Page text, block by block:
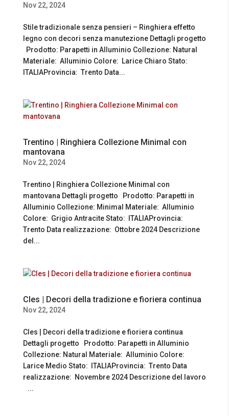
Nov 22, 2024
Stile tradizionale senza pensieri – Ringhiera effetto
legno con decori senza manutezione Dettagli progetto
Prodotto: Parapetti in Alluminio Collezione: Natural
Materiale: Alluminio Colore: Larice Chiaro Stato:
ITALIAProvincia: Trento Data...
Trentino | Ringhiera Collezione Minimal con
mantovana
Nov 22, 2024
Trentino | Ringhiera Collezione Minimal con
mantovana Dettagli progetto Prodotto: Parapetti in
Alluminio Collezione: Minimal Materiale: Alluminio
Colore: Grigio Antracite Stato: ITALIAProvincia:
Trento Data realizzazione: Ottobre 2024 Descrizione
del...
Cles | Decori della tradizione e fioriera continua
Nov 22, 2024
Cles | Decori della tradizione e fioriera continua
Dettagli progetto Prodotto: Parapetti in Alluminio
Collezione: Natural Materiale: Alluminio Colore:
Larice Medio Stato: ITALIAProvincia: Trento Data
realizzazione: Novembre 2024 Descrizione del lavoro
...